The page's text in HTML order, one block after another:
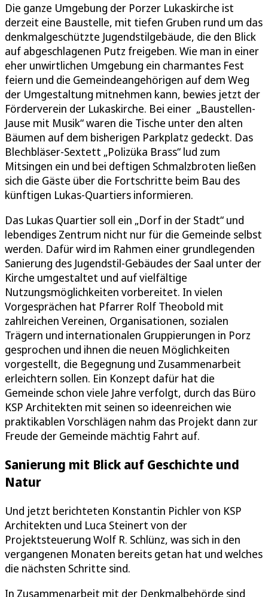
Die ganze Umgebung der Porzer Lukaskirche ist
derzeit eine Baustelle, mit tiefen Gruben rund um das
denkmalgeschützte Jugendstilgebäude, die den Blick
auf abgeschlagenen Putz freigeben. Wie man in einer
eher unwirtlichen Umgebung ein charmantes Fest
feiern und die Gemeindeangehörigen auf dem Weg
der Umgestaltung mitnehmen kann, bewies jetzt der
Förderverein der Lukaskirche. Bei einer „Baustellen-
Jause mit Musik“ waren die Tische unter den alten
Bäumen auf dem bisherigen Parkplatz gedeckt. Das
Blechbläser-Sextett „Polizüka Brass“ lud zum
Mitsingen ein und bei deftigen Schmalzbroten ließen
sich die Gäste über die Fortschritte beim Bau des
künftigen Lukas-Quartiers informieren.
Das Lukas Quartier soll ein „Dorf in der Stadt“ und
lebendiges Zentrum nicht nur für die Gemeinde selbst
werden. Dafür wird im Rahmen einer grundlegenden
Sanierung des Jugendstil-Gebäudes der Saal unter der
Kirche umgestaltet und auf vielfältige
Nutzungsmöglichkeiten vorbereitet. In vielen
Vorgesprächen hat Pfarrer Rolf Theobold mit
zahlreichen Vereinen, Organisationen, sozialen
Trägern und internationalen Gruppierungen in Porz
gesprochen und ihnen die neuen Möglichkeiten
vorgestellt, die Begegnung und Zusammenarbeit
erleichtern sollen. Ein Konzept dafür hat die
Gemeinde schon viele Jahre verfolgt, durch das Büro
KSP Architekten mit seinen so ideenreichen wie
praktikablen Vorschlägen nahm das Projekt dann zur
Freude der Gemeinde mächtig Fahrt auf.
Sanierung mit Blick auf Geschichte und
Natur
Und jetzt berichteten Konstantin Pichler von KSP
Architekten und Luca Steinert von der
Projektsteuerung Wolf R. Schlünz, was sich in den
vergangenen Monaten bereits getan hat und welches
die nächsten Schritte sind.
In Zusammenarbeit mit der Denkmalbehörde sind